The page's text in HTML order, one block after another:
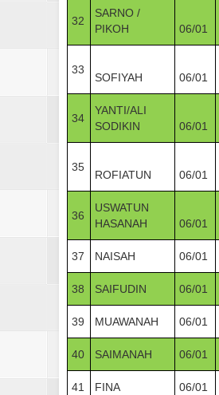
32
SARNO /
PIKOH
06/01
33
SOFIYAH 06/01
34
YANTI/ALI
SODIKIN
06/01
35
ROFIATUN 06/01
36
USWATUN
HASANAH
06/01
37 NAISAH 06/01
38 SAIFUDIN 06/01
39 MUAWANAH 06/01
40 SAIMANAH 06/01
41 FINA 06/01